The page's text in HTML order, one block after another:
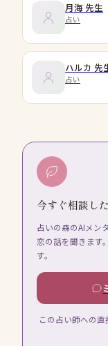
月海 先生
占い
ハルカ 先
占い
今すぐ相談し
占いの森のAIメン
恋の話を聞きます
す。
この占い師への